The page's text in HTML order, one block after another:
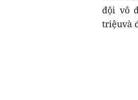
đội vô
triệuvà